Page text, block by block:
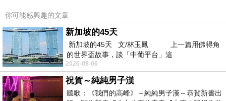
業界資歷 20
僅協助您成功走入創業的第一步，更為
您往後的經營提 供財務、稅務的最佳
諮詢，絕非一般記帳業者可比！
◎本所為宣導政府法令，避免納稅人因
不了解各種稅捐實務作法及規定而遭受
你可能感興趣的文章
新加坡的45天
新加坡的45天 文/林玉鳳 上一篇用佛得角
的世界盃故事，談「中葡平台」這
2026-08-06
祝賀～純純男子漢
聽歌：《我們的高峰》～純純男子漢～恭賀新書出